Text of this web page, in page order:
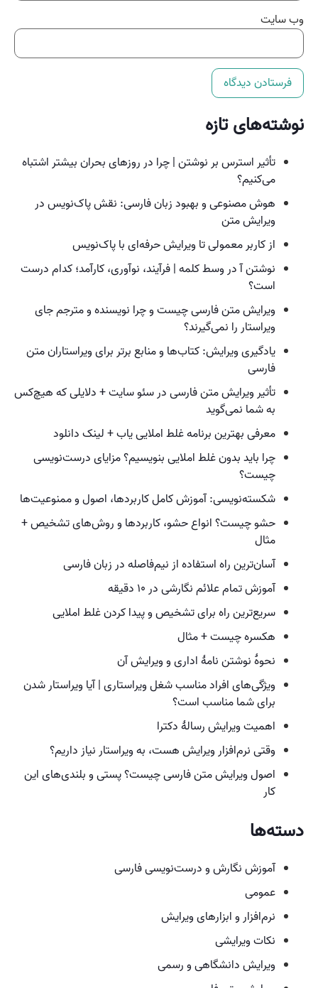
وب‌ سایت
نوشته‌های تازه
تأثیر استرس بر نوشتن | چرا در روزهای بحران بیشتر اشتباه
می‌کنیم؟
هوش مصنوعی و بهبود زبان فارسی: نقش پاک‌نویس در
ویرایش متن
از کاربر معمولی تا ویرایش حرفه‌ای با پاک‌نویس
نوشتن آ در وسط کلمه | فرآیند، نوآوری، کارآمد؛ کدام درست
است؟
ویرایش متن فارسی چیست و چرا نویسنده و مترجم جای
ویراستار را نمی‌گیرند؟
یادگیری ویرایش: کتاب‌ها و منابع برتر برای ویراستاران متن
فارسی
تأثیر ویرایش متن فارسی در سئو سایت + دلایلی که هیچ‌کس
به شما نمی‌گوید
معرفی بهترین برنامه غلط املایی یاب + لینک دانلود
چرا باید بدون غلط املایی بنویسیم؟ مزایای درست‌نویسی
چیست؟
شکسته‌نویسی: آموزش کامل کاربردها، اصول و ممنوعیت‌ها
حشو چیست؟ انواع حشو، کاربردها و روش‌های تشخیص +
مثال
آسان‌ترین راه استفاده از نیم‌فاصله در زبان فارسی
آموزش تمام علائم نگارشی در ۱۰ دقیقه
سریع‌ترین راه برای تشخیص و پیدا کردن غلط املایی
هکسره چیست + مثال
نحوهٔ نوشتن نامهٔ اداری و ویرایش آن
ویژگی‌های افراد مناسب شغل ویراستاری | آیا ویراستار شدن
برای شما مناسب است؟
اهمیت ویرایش رسالهٔ دکترا
وقتی نرم‌افزار ویرایش هست،‌ به ویراستار نیاز داریم؟
اصول ویرایش متن فارسی چیست؟ پستی و بلندی‌های این
کار
دسته‌ها
آموزش نگارش و درست‌نویسی فارسی
عمومی
نرم‌افزار و ابزارهای ویرایش
نکات ویرایشی
ویرایش دانشگاهی و رسمی